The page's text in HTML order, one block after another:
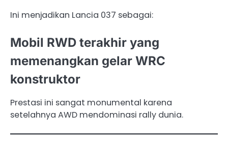
Ini menjadikan Lancia 037 sebagai:
Mobil RWD terakhir yang
memenangkan gelar WRC
konstruktor
Prestasi ini sangat monumental karena
setelahnya AWD mendominasi rally dunia.